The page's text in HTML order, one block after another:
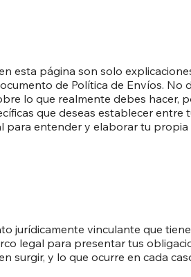
esta página son solo
de Política de Envíos. No
lo que realmente debes hacer,
que deseas establecer entre
entender y elaborar tu propia
jurídicamente vinculante que
legal para presentar tus
surgir, y lo que ocurre en cada